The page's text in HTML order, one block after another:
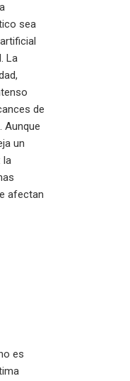
sea
La
de
Aunque
un
la
afectan
es